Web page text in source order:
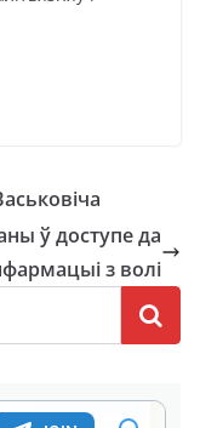
ў доступе да
з волі